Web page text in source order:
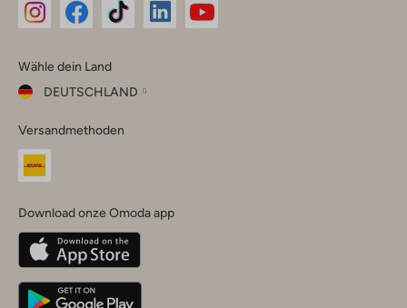
Instagram
Facebook
TikTok
Wähle dein Land
DEUTSCHLAND
dein
Land
Belgique(Français)
Deutschland
Versandmethoden
Download onze Omoda app